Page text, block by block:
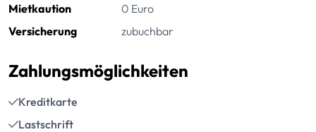
Mietkaution
0 Euro
Versicherung
zubuchbar
Zahlungsmöglichkeiten
Kreditkarte
Lastschrift